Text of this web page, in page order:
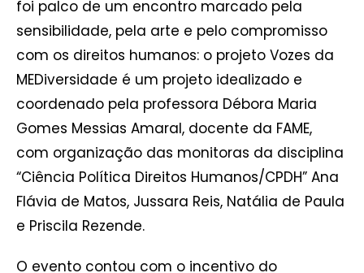
foi palco de um encontro marcado pela
sensibilidade, pela arte e pelo compromisso
com os direitos humanos: o projeto Vozes da
MEDiversidade é um projeto idealizado e
coordenado pela professora Débora Maria
Gomes Messias Amaral, docente da FAME,
com organização das monitoras da disciplina
“Ciência Política Direitos Humanos/CPDH” Ana
Flávia de Matos, Jussara Reis, Natália de Paula
e Priscila Rezende.
O evento contou com o incentivo do